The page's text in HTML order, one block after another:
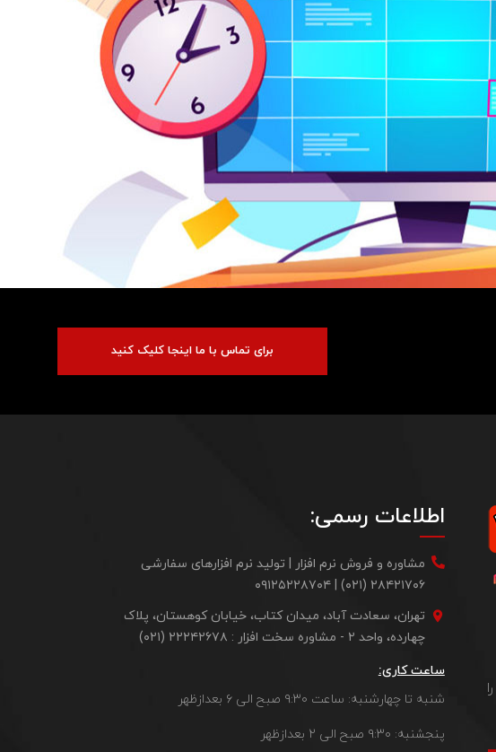
برای تماس با ما اینجا کلیک کنید
اطلاعات رسمی:
مشاوره و فروش نرم افزار | تولید نرم افزارهای سفارشی
۲۸۴۲۱۷۰۶ (۰۲۱) | ۰۹۱۲۵۲۲۸۷۰۴
تهران، سعادت آباد، میدان کتاب، خیابان کوهستان، پلاک
چهارده، واحد ۲ - مشاوره سخت افزار : ۲۲۲۴۲۶۷۸ (۰۲۱)
ساعت کاری:
شنبه تا چهارشنبه: ساعت ۹:۳۰ صبح الی ۶ بعدازظهر
پنجشنبه: ۹:۳۰ صبح الی ۲ بعدازظهر